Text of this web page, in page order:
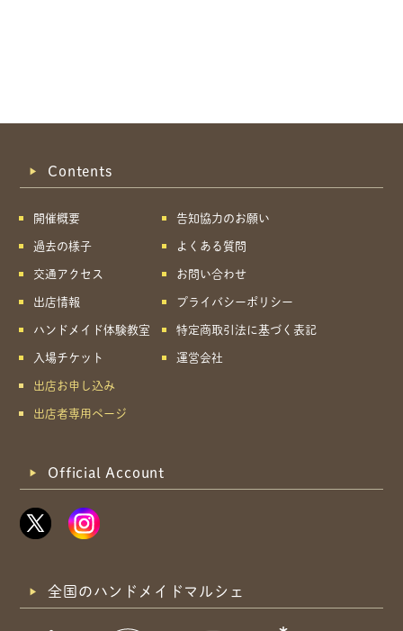
Contents
開催概要
過去の様子
交通アクセス
出店情報
ハンドメイド体験教室
入場チケット
出店お申し込み
出店者専用ページ
告知協力のお願い
よくある質問
お問い合わせ
プライバシーポリシー
特定商取引法に基づく表記
運営会社
Official Account
全国のハンドメイドマルシェ